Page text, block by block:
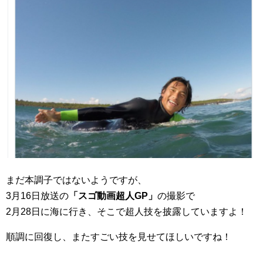
まだ本調子ではないようですが、
3月16日放送の 「スゴ動画超人GP」 の撮影で
2月28日に海に行き、そこで超人技を披露していますよ！
順調に回復し、またすごい技を見せてほしいですね！